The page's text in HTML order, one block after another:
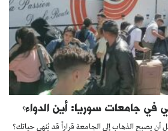
في جامعات سوريا: أين الدواء؟
يصبح الذهاب إلى الجامعة قراراً قد يُنهي حياتك؟